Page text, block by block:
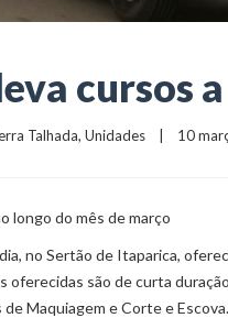
cursos
Talhada, Unidades
|    10
longo do mês de março
no Sertão de Itaparica,
oferecidas são de curta
Maquiagem e Corte e